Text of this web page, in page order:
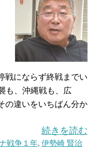
戦にならず終戦までい
も、沖縄戦も、広
の違いをいちばん分か
続きを読む
戦争１年, 伊勢崎 賢治